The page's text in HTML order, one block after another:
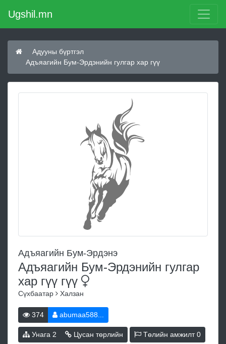
Ugshil.mn
Адууны бүртгэл
Адъяагийн Бум-Эрдэнийн гулгар хар гүү
Адъяагийн Бум-Эрдэнэ
Адъяагийн Бум-Эрдэнийн гулгар
хар гүү гүү
Сүхбаатар Халзан
374 abumaa588...
Унага 2 Цусан төрлийн Төлийн амжилт0